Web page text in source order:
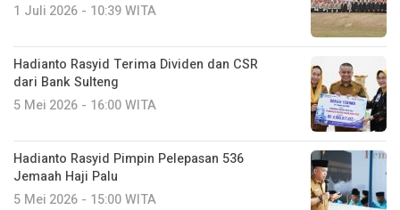
1 Juli 2026 - 10:39 WITA
Hadianto Rasyid Terima Dividen dan CSR
dari Bank Sulteng
5 Mei 2026 - 16:00 WITA
Hadianto Rasyid Pimpin Pelepasan 536
Jemaah Haji Palu
5 Mei 2026 - 15:00 WITA